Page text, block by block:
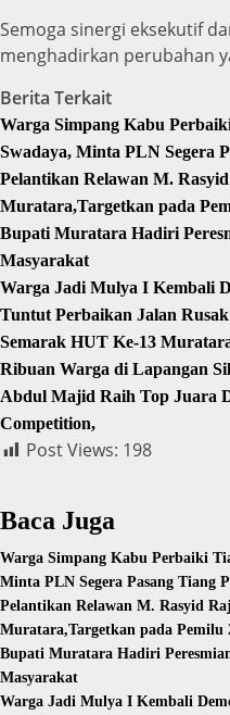
Semoga sinergi eksekutif
menghadirkan perubahan
Berita Terkait
Warga Simpang Kabu
Swadaya, Minta PLN Segera
Pelantikan Relawan M.
Muratara,Targetkan pada
Bupati Muratara Hadiri
Masyarakat
Warga Jadi Mulya I Kembali
Tuntut Perbaikan Jalan
Semarak HUT Ke-13
Ribuan Warga di Lapangan
Abdul Majid Raih Top Juara
Competition,
Post Views: 198
Baca Juga
Warga Simpang Kabu Perbaiki
Minta PLN Segera Pasang Tiang
Pelantikan Relawan M. Rasyid
Muratara,Targetkan pada Pemilu
Bupati Muratara Hadiri
Masyarakat
Warga Jadi Mulya I Kembali